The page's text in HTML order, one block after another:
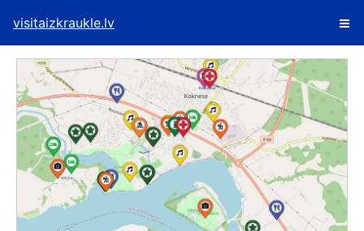
visitaizkraukle.lv